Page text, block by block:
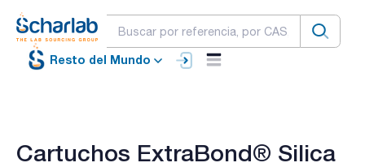
Resto del Mundo
Cartuchos ExtraBond® Silica